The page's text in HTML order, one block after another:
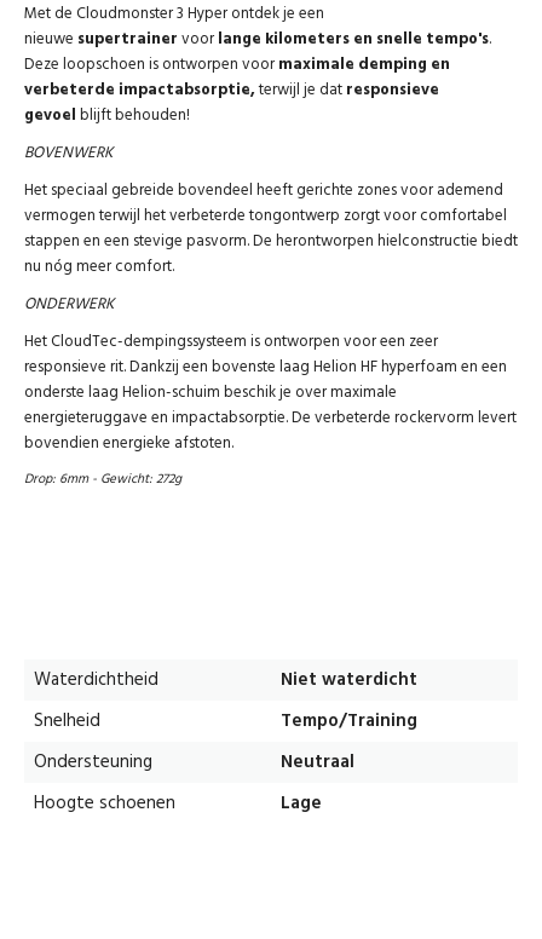
Met de Cloudmonster 3 Hyper ontdek je een
nieuwe supertrainervoorlange kilometers en snelle tempo's.
Deze loopschoen is ontworpen voormaximale demping en
verbeterde impactabsorptie,terwijl je datresponsieve
gevoelblijft behouden!
BOVENWERK
Het speciaal gebreide bovendeel heeft gerichte zones voor ademend
vermogen terwijl het verbeterde tongontwerp zorgt voor comfortabel
stappen en een stevige pasvorm. De herontworpen hielconstructie biedt
nu nóg meer comfort.
ONDERWERK
Het CloudTec-dempingssysteem is ontworpen voor een zeer
responsieve rit. Dankzij een bovenste laag Helion HF hyperfoam en een
onderste laag Helion-schuim beschik je over maximale
energieteruggave en impactabsorptie. De verbeterde rockervorm levert
bovendien energieke afstoten.
Drop: 6mm - Gewicht: 272g
Waterdichtheid
Niet waterdicht
Snelheid
Tempo/Training
Ondersteuning
Neutraal
Hoogte schoenen
Lage